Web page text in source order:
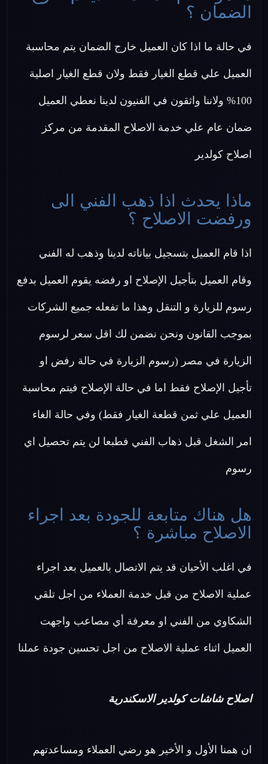
الضمان ؟
في حالة ما اذا كان العميل خارج الضمان يتم محاسبة
العميل علي قطع الغيار فقط ولان قطع الغيار اصلية
100% ولاننا واثقون في الفنيون لدينا نعطي العميل
ضمان عام علي خدمة الاصلاح المقدمة من مركز
اصلاح كولدير
ماذا يحدث اذا ذهب الفني الى
ورفضت الاصلاح ؟
اذا قام العميل بتسجيل بياناته لدينا وذهب له الفني
وقام العميل بتأجيل الإصلاح او رفضه يقوم العميل بدفع
رسوم للزيارة و التنقل وهذا ما تفعله جميع الشركات
بموجب القانون ونحن نضمن لك اقل سعر لرسوم
الزيارة في مصر (رسوم الزيارة في حالة رفض او
تأجيل الإصلاح فقط اما في حالة الإصلاح فيتم محاسبة
العميل علي ثمن قطعة الغيار فقط) وفي حالة الغاء
امر الشغل قبل ذهاب الفني فطبعا لن يتم تحصيل اي
رسوم
هل هناك متابعة للجودة بعد اجراء
الاصلاح مباشرة ؟
في اغلب الأحيان قد يتم الاتصال بالعميل بعد اجراء
عملية الاصلاح من قبل خدمة العملاء من اجل تلقي
الشكاوي من الفني او معرفة أي مصاعب واجهت
العميل اثناء عملية الاصلاح من اجل تحسين جودة عملنا
اصلاح شاشات كولدير الاسكندرية
ان همنا الأول و الأخير هو رضي العملاء ومساعدتهم